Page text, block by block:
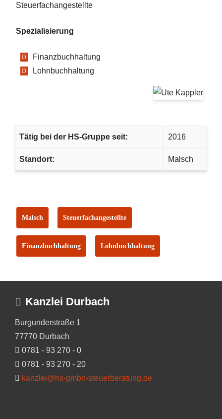
Steuerfachangestellte
Spezialisierung
Finanzbuchhaltung
Lohnbuchhaltung
Tätig bei der HS-Gruppe seit: 2016
Standort: Malsch
Malsch Steuerfachangestellte
Finanzbuchhaltung Lohnbuchhaltung
Kanzlei Durbach
Burgunderstraße 1
77770 Durbach
0781 - 93 270 - 0
0781 - 93 270 - 20
kanzlei@hs-gmbh-steuerberatung.de